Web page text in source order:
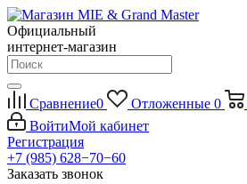
Официальный
интернет-магазин
Сравнение0 Отложенные 0
ВойтиМой кабинет
Регистрация
+7 (985) 628−70−60
Заказать звонок